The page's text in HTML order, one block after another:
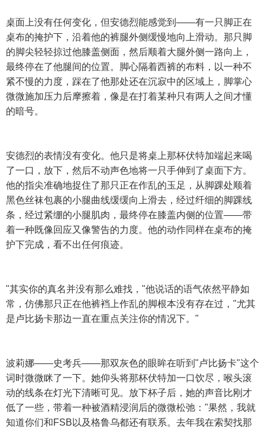
桌面上没有任何变化，但安德烈能感觉到——有一只脚正在
桌布的掩护下，沿着他的裤腿外侧缓慢地向上滑动。那只脚
的脚尖轻轻掠过他膝盖侧面，然后顺着大腿外侧一路向上，
最终停在了他腿间的位置。脚心隔着西裤的布料，以一种不
紧不慢的力度，踩在了他那处还在沉寂中的区域上，脚掌心
微微施加压力后摩擦着，像是在打着某种只有两人之间才懂
的暗号。
安德烈的表情没有变化。他只是将桌上那杯伏特加端起来喝
了一口，放下，然后不动声色地将一只手伸到了桌面下方。
他的指尖准确地捉住了那只正在作乱的玉足，从脚踝处顺着
黑色丝袜包裹的小腿曲线缓缓向上滑去，经过纤细的脚踝线
条，经过紧绷的小腿肌肉，最终停在膝盖内侧的位置——带
着一种既像回应又像警告的力度。他的动作同样在桌布的掩
护下完成，看不出任何痕迹。
"其实你的真名并没有那么难找，"他说话的语气依然平静如
常，仿佛那只正在他裤裆上作乱的脚根本没有存在过，"尤其
是卢比扬卡那边一直在重点关注你的情况下。"
波莉娜——史考兵——那双灰色的眼眸在听到"卢比扬卡"这个
词时微微眯了一下。她仰头将那杯伏特加一口饮尽，喉头滚
动的线条在灯光下清晰可见。放下杯子后，她的声音比刚才
低了一些，带着一种被酒精浸润后的微微松弛："果然，我就
知道你们和FSB以及格鲁乌都还有联系。去年我在索契找那